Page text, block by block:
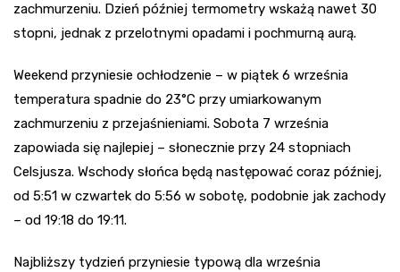
zachmurzeniu. Dzień później termometry wskażą nawet 30
stopni, jednak z przelotnymi opadami i pochmurną aurą.
Weekend przyniesie ochłodzenie – w piątek 6 września
temperatura spadnie do 23°C przy umiarkowanym
zachmurzeniu z przejaśnieniami. Sobota 7 września
zapowiada się najlepiej – słonecznie przy 24 stopniach
Celsjusza. Wschody słońca będą następować coraz później,
od 5:51 w czwartek do 5:56 w sobotę, podobnie jak zachody
– od 19:18 do 19:11.
Najbliższy tydzień przyniesie typową dla września